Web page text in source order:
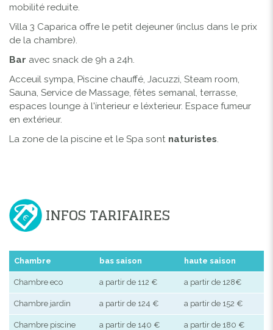
mobilité reduite.
Villa 3 Caparica offre le petit dejeuner (inclus dans le prix
de la chambre).
Bar avec snack de 9h a 24h.
Acceuil sympa, Piscine chauffé, Jacuzzi, Steam room,
Sauna, Service de Massage, fêtes semanal, terrasse,
espaces lounge à l'ínterieur e léxterieur. Espace fumeur
en extérieur.
La zone de la piscine et le Spa sont naturistes.
INFOS TARIFAIRES
Chambre bas saison haute saison
Chambre eco a partir de 112 € a partir de 128€
Chambre jardin a partir de 124 € a partir de 152 €
Chambre piscine a partir de 140 € a partir de 180 €